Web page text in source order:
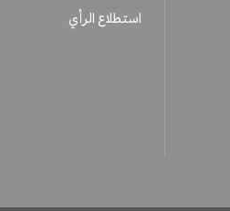
استطلاع الرأي